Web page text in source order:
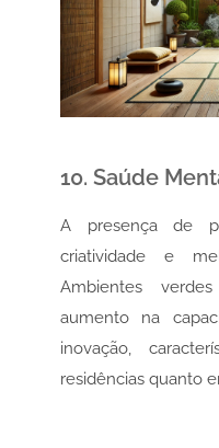
10. Saúde
A presença de
criatividade e
Ambientes
aumento na
inovação,
residências quanto